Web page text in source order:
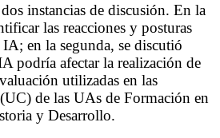
instancias de discusión. En la
las reacciones y posturas
IA; en la segunda, se discutió
podría afectar la realización de
utilizadas en las
de las UAs de Formación en
y Desarrollo.